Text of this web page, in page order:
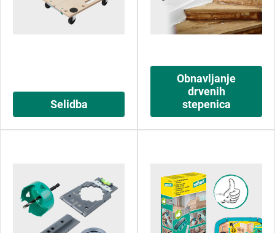
Selidba
Obnavljanje
drvenih
stepenica